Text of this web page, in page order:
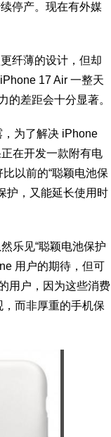
停产。现在有外媒
纤薄的设计，但却
17 Air 一整天
的差距会十分显著。
为了解决 iPhone
在开发一款附有电
以前的“聪颖电池保
护，又能延长使用时
见“聪颖电池保护
用户的期待，但可
用户，因为这些消费
而非厚重的手机保